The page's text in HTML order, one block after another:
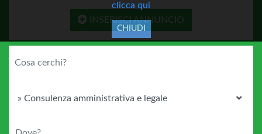
clicca qui
CHIUDI
INSERISCI ANNUNCIO